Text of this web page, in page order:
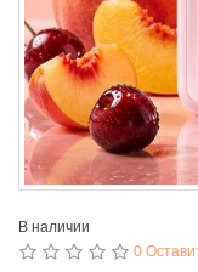
В наличии
0